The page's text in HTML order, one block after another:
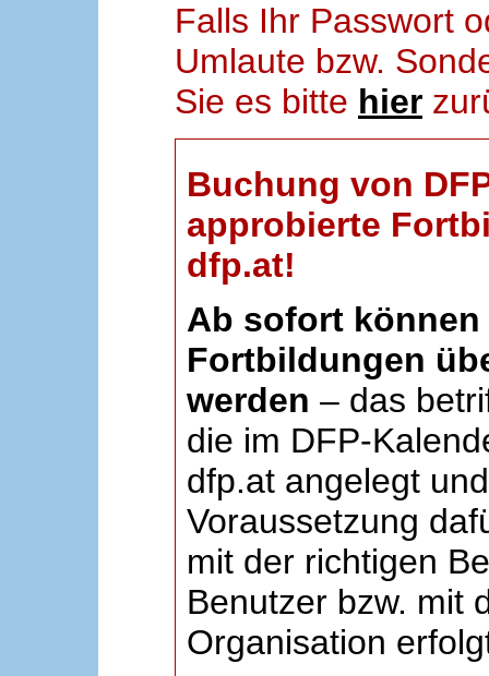
Falls Ihr Passwort
Umlaute bzw.
Sie es bitte hier
Buchung von
approbierte
dfp.at!
Ab sofort können
Fortbildungen
werden – das
die im DFP-
dfp.at angelegt
Voraussetzung
mit der richtigen
Benutzer bzw. mit
Organisation